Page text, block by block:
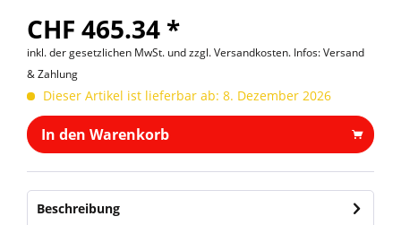
CHF 465.34 *
inkl. der gesetzlichen MwSt. undzzgl. Versandkosten. Infos: Versand
& Zahlung
Dieser Artikel ist lieferbar ab: 8. Dezember 2026
In den Warenkorb
Beschreibung